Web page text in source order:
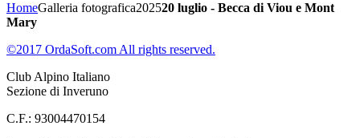
HomeGalleria fotografica202520 luglio - Becca di Viou e Mont
Mary
©2017 OrdaSoft.com All rights reserved.
Club Alpino Italiano
Sezione di Inveruno
C.F.: 93004470154